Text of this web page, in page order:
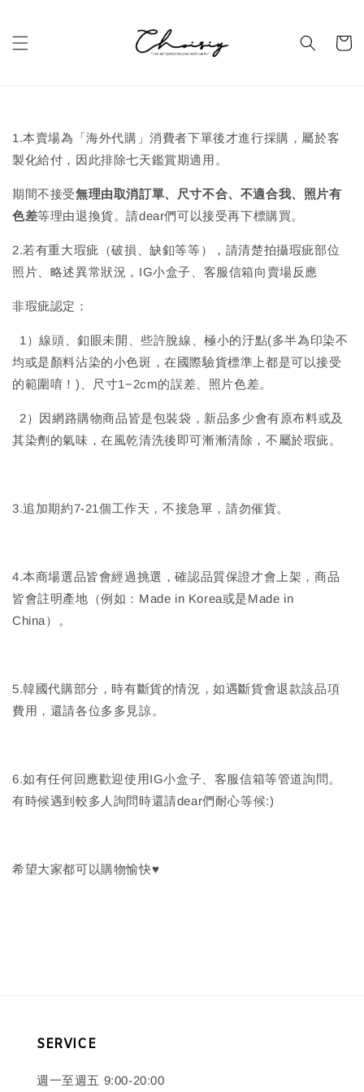
1.本賣場為「海外代購」消費者下單後才進行採購，屬於客
製化給付，因此排除七天鑑賞期適用。
期間不接受無理由取消訂單、尺寸不合、不適合我、照片有
色差等理由退換貨。請dear們可以接受再下標購買。
2.若有重大瑕疵（破損、缺釦等等），請清楚拍攝瑕疵部位
照片、略述異常狀況，IG小盒子、客服信箱向賣場反應
非瑕疵認定：
1）線頭、釦眼未開、些許脫線、極小的汙點(多半為印染不
均或是顏料沾染的小色斑，在國際驗貨標準上都是可以接受
的範圍唷！)、尺寸1−2cm的誤差、照片色差。
2）因網路購物商品皆是包裝袋，新品多少會有原布料或及
其染劑的氣味，在風乾清洗後即可漸漸清除，不屬於瑕疵。
3.追加期約7-21個工作天，不接急單，請勿催貨。
4.本商場選品皆會經過挑選，確認品質保證才會上架，商品
皆會註明產地（例如：Made in Korea或是Made in
China）。
5.韓國代購部分，時有斷貨的情況，如遇斷貨會退款該品項
費用，還請各位多多見諒。
6.如有任何回應歡迎使用IG小盒子、客服信箱等管道詢問。
有時候遇到較多人詢問時還請dear們耐心等候:)
希望大家都可以購物愉快♥
SERVICE
週一至週五 9:00-20:00